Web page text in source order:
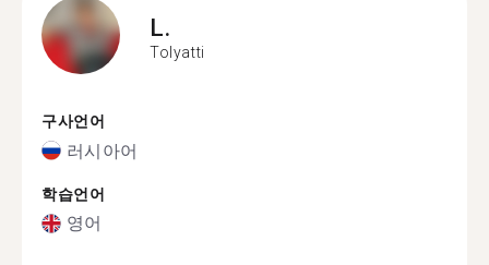
L.
Tolyatti
구사언어
러시아어
학습언어
영어